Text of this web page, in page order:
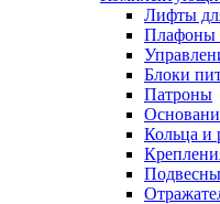
Лифты
Плафоны
Блоки
Патроны
Кольца и